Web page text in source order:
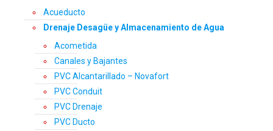
Acueducto
Drenaje Desagüe y Almacenamiento de Agua
Acometida
Canales y Bajantes
PVC Alcantarillado – Novafort
PVC Conduit
PVC Drenaje
PVC Ducto